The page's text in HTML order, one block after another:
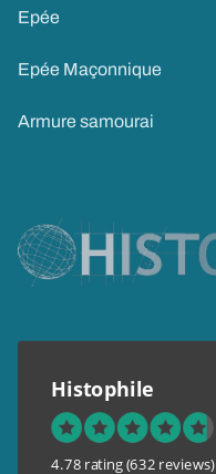
Epée
Epée Maçonnique
Armure samourai
Histophile
4.78 rating (632 reviews)